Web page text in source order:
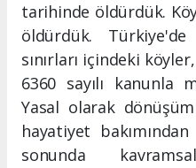
tarihinde öldürdük.
öldürdük.
sınırları içindeki
6360 sayılı kanunla
Yasal olarak
hayatiyet
sonunda